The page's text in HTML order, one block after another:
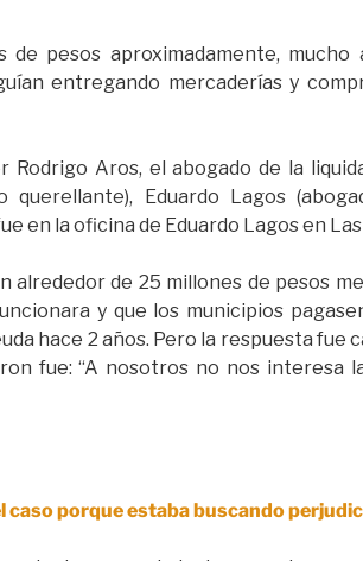
pesos aproximadamente, mucho
entregando mercaderías y
Aros, el abogado de la
Eduardo Lagos
en la oficina de Eduardo Lagos en
alrededor de 25 millones de pesos
y que los municipios
hace 2 años. Pero la respuesta fue
fue: “A nosotros no nos interesa
porque estaba buscando